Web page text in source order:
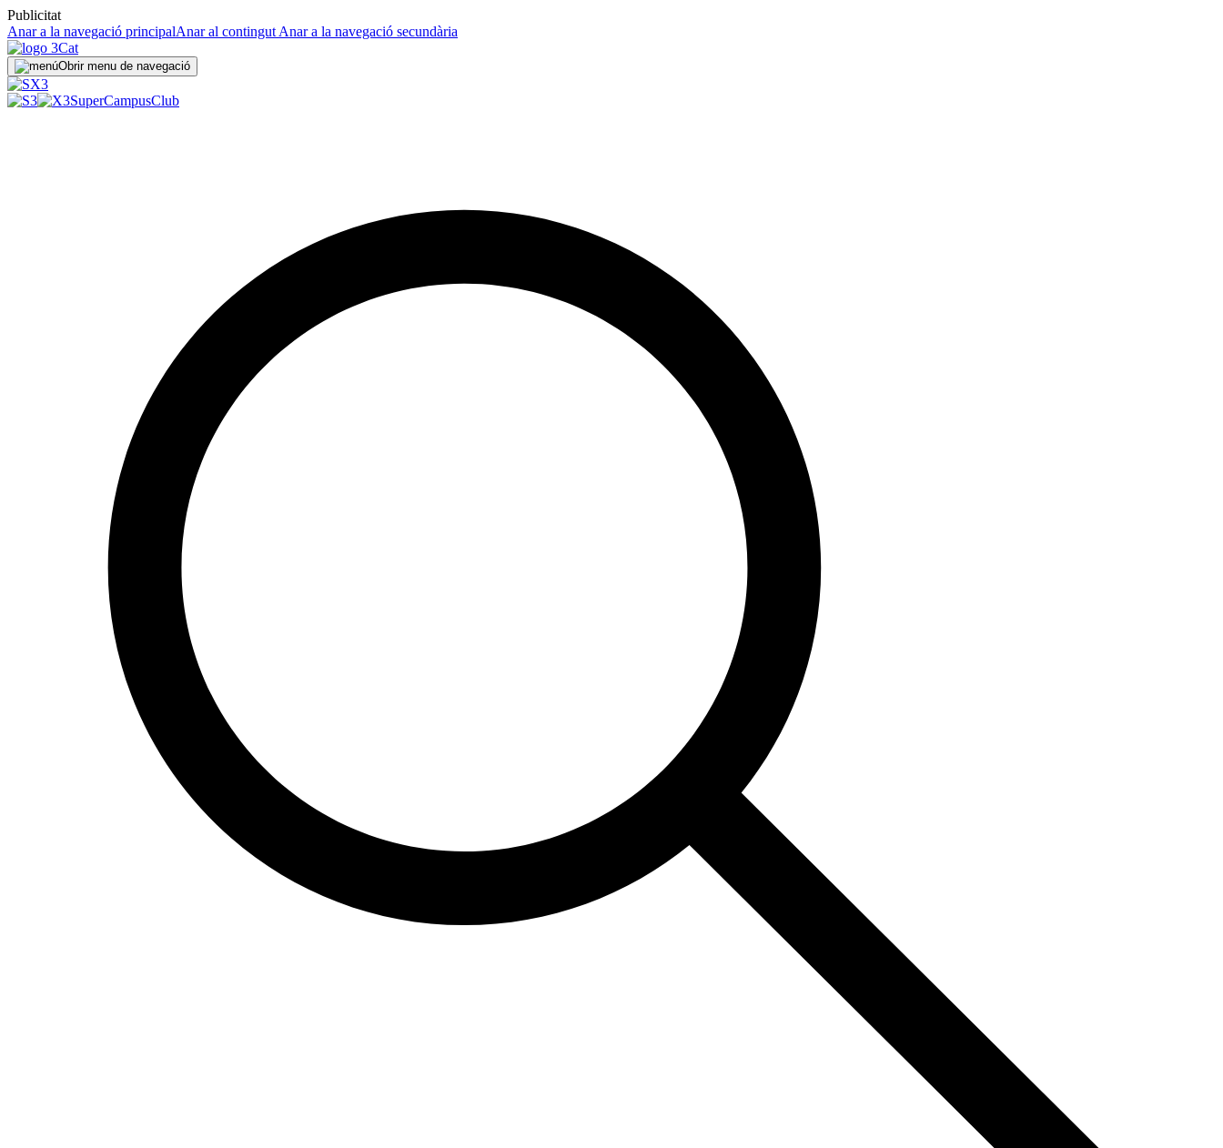
Publicitat
Anar a la navegació principalAnar al contingut Anar a la navegació secundària
Obrir menu de navegació
SuperCampusClub